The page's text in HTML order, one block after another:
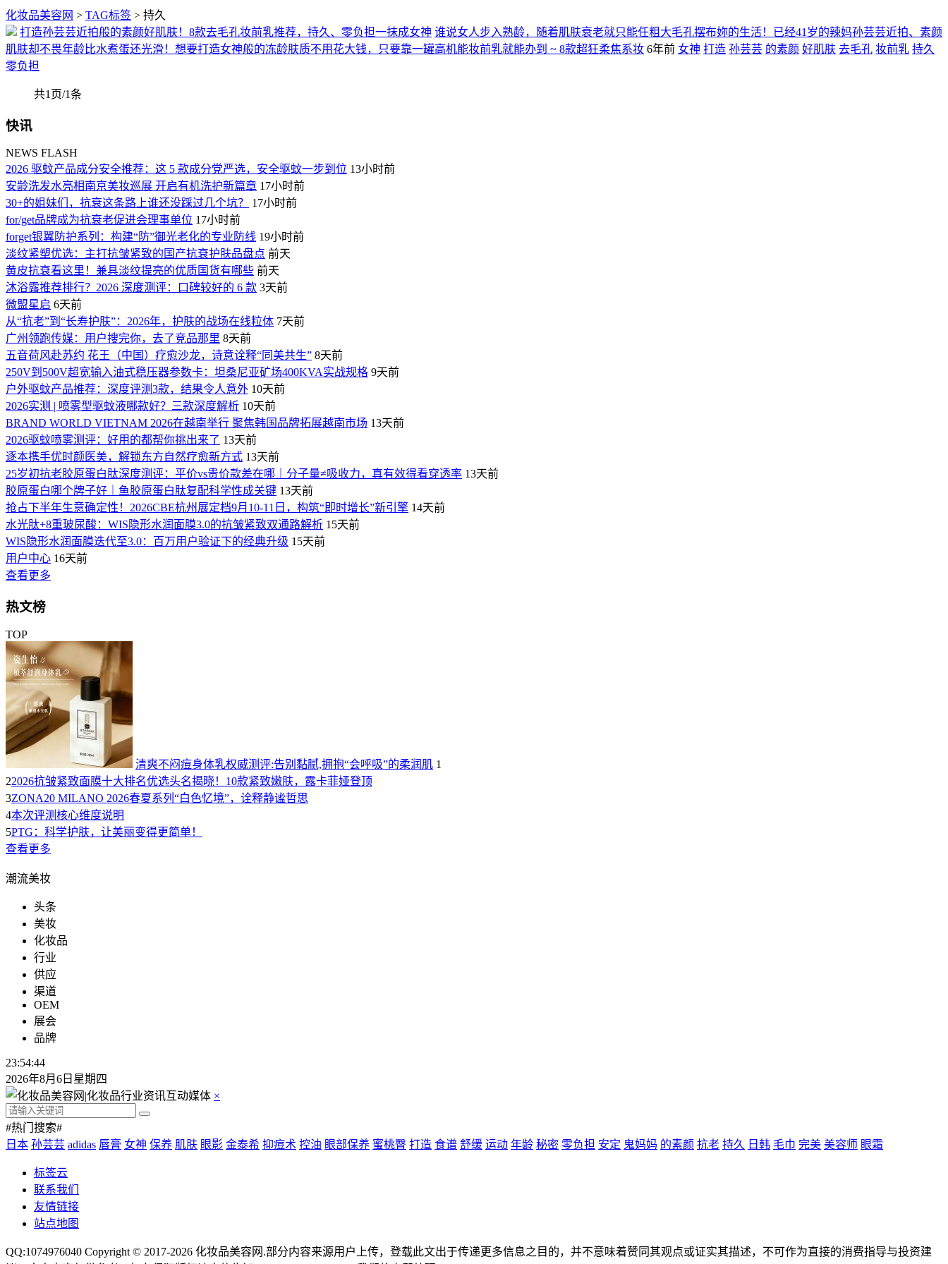
化妆品美容网 > TAG标签 > 持久
打造孙芸芸近拍般的素颜好肌肤！8款去毛孔妆前乳推荐，持久、零负担一抹成女神 谁说女人步入熟龄，随着肌肤衰老就只能任粗大毛孔摆布妳的生活！已经41岁的辣妈孙芸芸近拍、素颜
肌肤却不畏年龄比水煮蛋还光滑！想要打造女神般的冻龄肤质不用花大钱，只要靠一罐高机能妆前乳就能办到 ~ 8款超狂柔焦系妆 6年前 女神 打造 孙芸芸 的素颜 好肌肤 去毛孔 妆前乳 持久
零负担
共1页/1条
快讯
NEWS FLASH
2026 驱蚊产品成分安全推荐：这 5 款成分党严选，安全驱蚊一步到位 13小时前
安龄洗发水亮相南京美妆巡展 开启有机洗护新篇章 17小时前
30+的姐妹们，抗衰这条路上谁还没踩过几个坑？
17小时前
for/get品牌成为抗衰老促进会理事单位 17小时前
forget银翼防护系列：构建“防”御光老化的专业防线 19小时前
淡纹紧塑优选：主打抗皱紧致的国产抗衰护肤品盘点 前天
黄皮抗衰看这里！兼具淡纹提亮的优质国货有哪些 前天
沐浴露推荐排行？2026 深度测评：口碑较好的 6 款 3天前
微盟星启 6天前
从“抗老”到“长寿护肤”：2026年，护肤的战场在线粒体 7天前
广州领跑传媒：用户搜完你，去了竞品那里 8天前
五音荷风赴苏约 花王（中国）疗愈沙龙，诗意诠释“同美共生” 8天前
250V到500V超宽输入油式稳压器参数卡：坦桑尼亚矿场400KVA实战规格 9天前
户外驱蚊产品推荐：深度评测3款，结果令人意外 10天前
2026实测 | 喷雾型驱蚊液哪款好？三款深度解析 10天前
BRAND WORLD VIETNAM 2026在越南举行 聚焦韩国品牌拓展越南市场 13天前
2026驱蚊喷雾测评：好用的都帮你挑出来了 13天前
逐本携手优时颜医美，解锁东方自然疗愈新方式 13天前
25岁初抗老胶原蛋白肽深度测评：平价vs贵价款差在哪｜分子量≠吸收力，真有效得看穿透率 13天前
胶原蛋白哪个牌子好｜鱼胶原蛋白肽复配科学性成关键 13天前
抢占下半年生意确定性！2026CBE杭州展定档9月10-11日，构筑“即时增长”新引擎 14天前
水光肽+8重玻尿酸：WIS隐形水润面膜3.0的抗皱紧致双通路解析 15天前
WIS隐形水润面膜迭代至3.0：百万用户验证下的经典升级 15天前
用户中心 16天前
查看更多
热文榜
TOP
清爽不闷痘身体乳权威测评:告别黏腻,拥抱“会呼吸”的柔润肌 1
22026抗皱紧致面膜十大排名优选头名揭晓！10款紧致嫩肤，露卡菲娅登顶
3ZONA20 MILANO 2026春夏系列“白色忆境”，诠释静谧哲思
4本次评测核心维度说明
5PTG：科学护肤，让美丽变得更简单！
查看更多
潮流美妆
头条
美妆
化妆品
行业
供应
渠道
OEM
展会
品牌
23:54:45
2026年8月6日星期四
×
#热门搜索#
日本 孙芸芸 adidas 唇膏 女神 保养 肌肤 眼影 金泰希 抑痘术 控油 眼部保养 蜜桃臀 打造 食谱 舒缓 运动 年龄 秘密 零负担 安定 鬼妈妈 的素颜 抗老 持久 日韩 毛巾 完美 美容师 眼霜
标签云
联系我们
友情链接
站点地图
QQ:1074976040 Copyright © 2017-2026 化妆品美容网 .部分内容来源用户上传，登载此文出于传递更多信息之目的，并不意味着赞同其观点或证实其描述，不可作为直接的消费指导与投资建